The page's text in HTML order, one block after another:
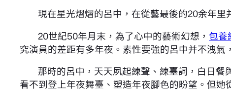
現在星光熠熠的呂中，在從藝最後的20余年里
20世紀50年月末，為了心中的藝術幻想，包養
究演員的差距有多年夜。素性要強的呂中并不洩氣
那時的呂中，天天夙起練聲、練臺詞，白日
看不到登上年夜舞臺、塑造年夜腳色的盼望。但她